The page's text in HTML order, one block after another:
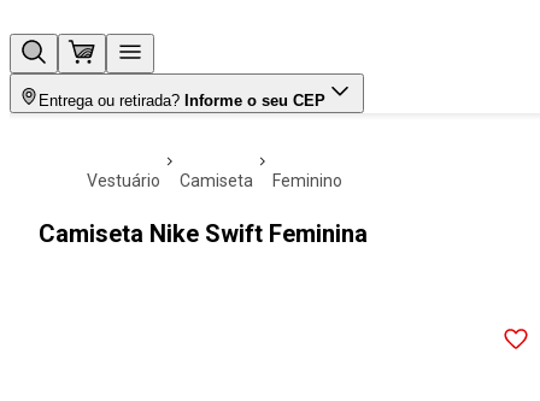
Entrega ou retirada? Informe o seu CEP
vestuário camiseta feminino
Camiseta Nike Swift Feminina